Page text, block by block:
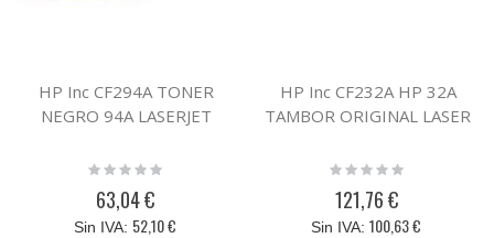
HP Inc CF294A TONER
NEGRO 94A LASERJET
Rating:
63,04 €
52,10 €
HP Inc CF232A HP 32A
TAMBOR ORIGINAL LASER
Rating:
121,76 €
100,63 €